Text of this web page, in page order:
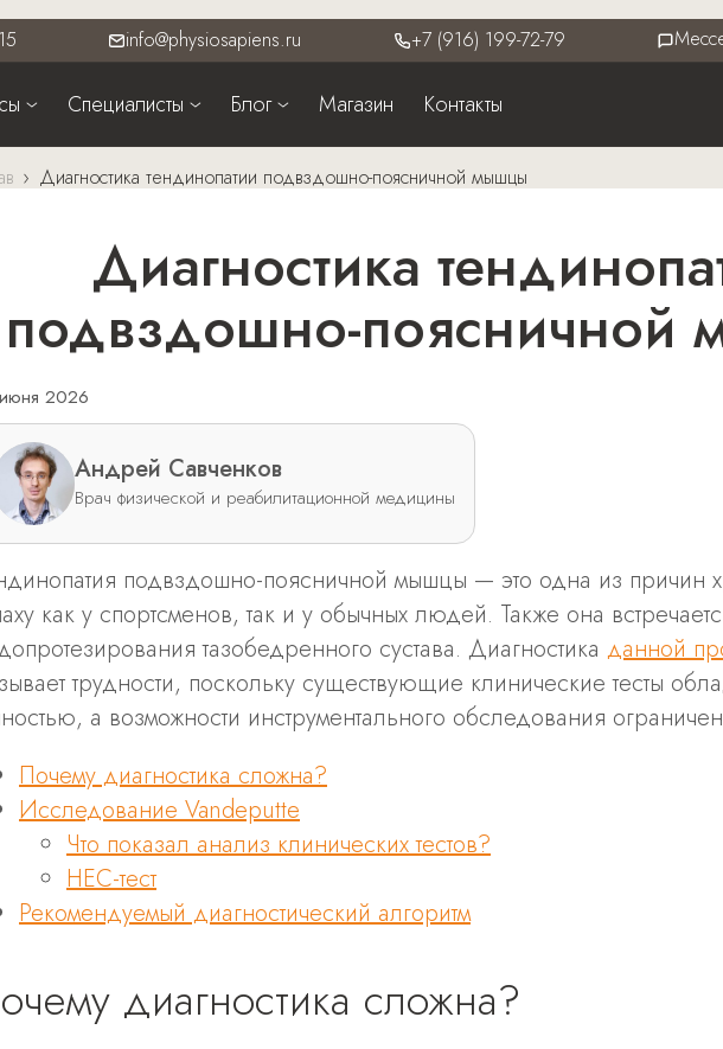
info@physiosapiens.ru +7 (916) 199-72-79
Специалисты Блог Магазин Контакты
› Диагностика тендинопатии подвздошно-поясничной мышцы
Диагностика тендинопатии
подвздошно-поясничной
2026
Андрей Савченков
Врач физической и реабилитационной медицины
подвздошно-поясничной мышцы — это одна из причин
как у спортсменов, так и у обычных людей. Также она
тазобедренного сустава. Диагностика данной
трудности, поскольку существующие клинические тесты
а возможности инструментального обследования
Почему диагностика сложна?
Исследование Vandeputte
Что показал анализ клинических тестов?
HEC-тест
Рекомендуемый диагностический алгоритм
диагностика сложна?